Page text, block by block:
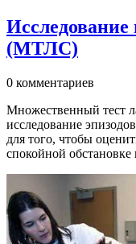
Исследование
(МТЛС)
0 комментариев
Множественный тест
исследование
для того, чтобы
спокойной обстановке